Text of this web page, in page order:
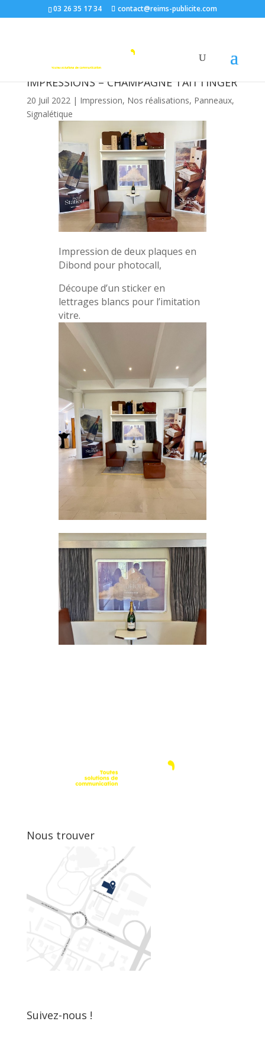
03 26 35 17 34 contact@reims-publicite.com
IMPRESSIONS – CHAMPAGNE TAITTINGER
20 Juil 2022| Impression, Nos réalisations, Panneaux,
Signalétique
Impression de deux plaques en
Dibond pour photocall,
Découpe d’un sticker en
lettrages blancs pour l’imitation
vitre.
Nous trouver
Suivez-nous !